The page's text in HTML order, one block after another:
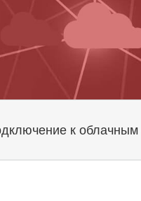
к облачным